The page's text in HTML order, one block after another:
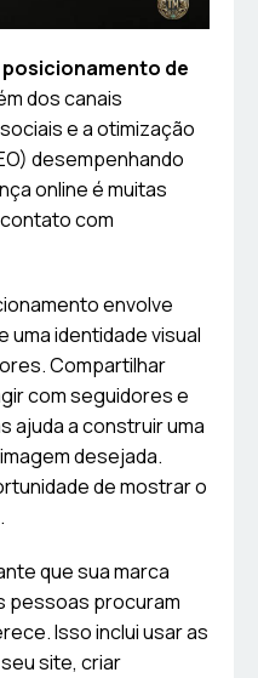
posicionamento de
dos canais
e a otimização
desempenhando
online é muitas
com
envolve
uma identidade visual
Compartilhar
com seguidores e
ajuda a construir uma
desejada.
de mostrar o
que sua marca
pessoas procuram
Isso inclui usar as
site, criar